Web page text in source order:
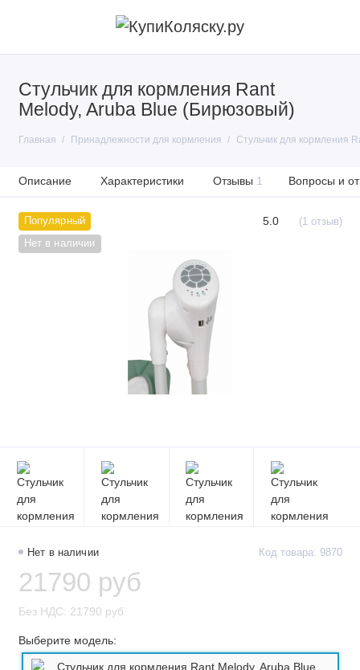
Стульчик для кормления Rant
Melody, Aruba Blue (Бирюзовый)
Главная Принадлежности для кормления Стульчик для кормления
Описание Характеристики Отзывы 1 Вопросы и
Популярный
Нет в наличии
5.0 (1 отзыв)
Нет в наличии Код товара: 9870
21790 руб
Без НДС: 21790 руб
Выберите модель: